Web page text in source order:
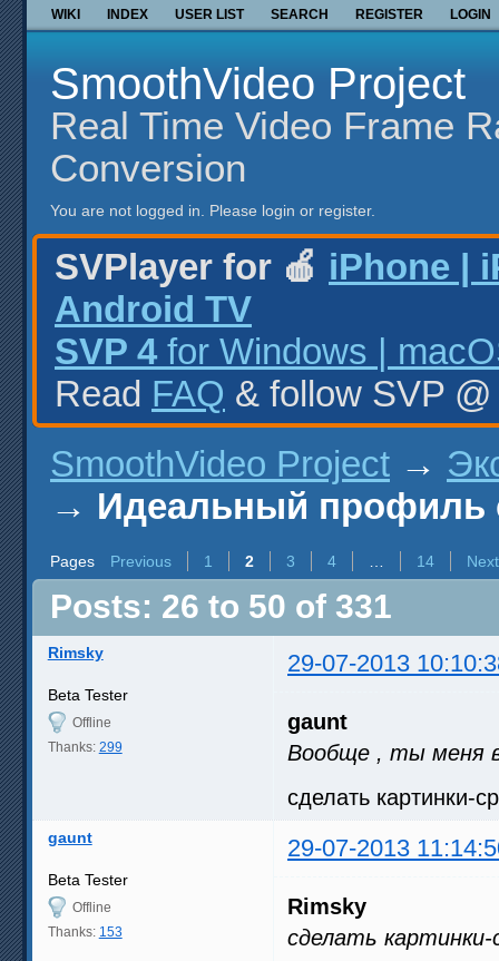
WIKI INDEX USER LIST SEARCH REGISTER LOGIN
SmoothVideo Project
Real Time Video Frame
Conversion
You are not logged in. Please login or register.
SVPlayer for 🍎 iPhone |
Android TV
SVP 4 for Windows |
Read FAQ & follow SVP
SmoothVideo Project →
→ Идеальный профиль
Pages Previous 1 2 3 4 14 Next
Posts: 26 to 50 of 331
Rimsky 29-07-2013
Beta Tester
Offline
Thanks: 299
gaunt
Вообще , ты меня
сделать картинки-
gaunt 29-07-2013
Beta Tester
Offline
Thanks: 153
Rimsky
сделать картинки-